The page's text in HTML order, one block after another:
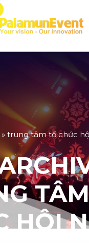
» trung tâm tổ chức
HỘI